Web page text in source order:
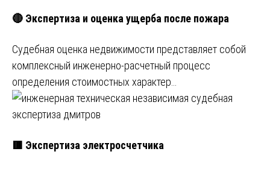
🔴 Экспертиза и оценка ущерба после пожара
Судебная оценка недвижимости представляет собой
комплексный инженерно-расчетный процесс
определения стоимостных характер…
🟥 Экспертиза электросчетчика